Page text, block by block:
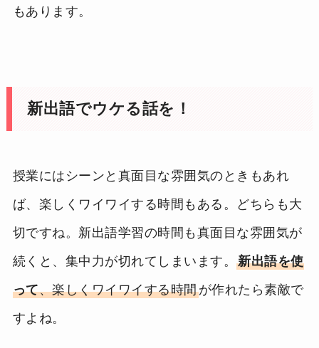
もあります。
新出語でウケる話を！
授業にはシーンと真面目な雰囲気のときもあれ
ば、楽しくワイワイする時間もある。どちらも大
切ですね。新出語学習の時間も真面目な雰囲気が
続くと、集中力が切れてしまいます。新出語を使
って、楽しくワイワイする時間が作れたら素敵で
すよね。